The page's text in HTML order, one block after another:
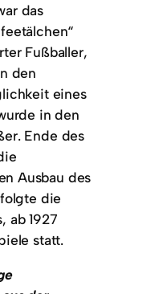
das
Fußballer,
den
eines
in den
Ende des
Ausbau des
die
ab 1927
statt.